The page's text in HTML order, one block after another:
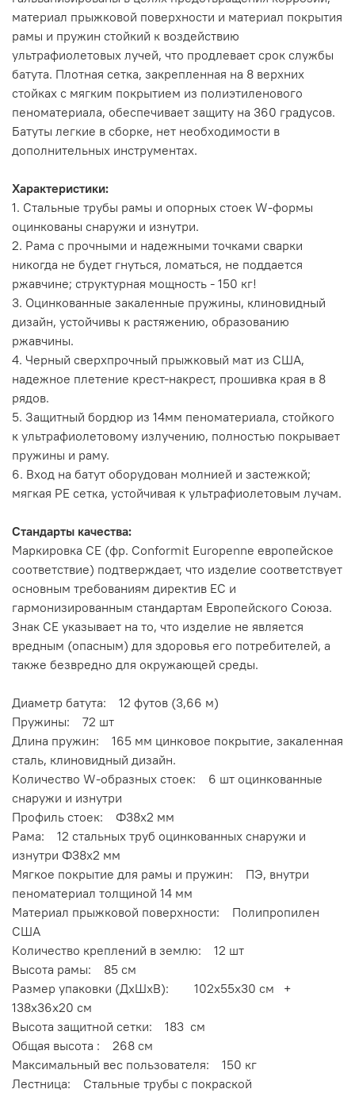
материал прыжковой поверхности и материал покрытия
рамы и пружин стойкий к воздействию
ультрафиолетовых лучей, что продлевает срок службы
батута. Плотная сетка, закрепленная на 8 верхних
стойках с мягким покрытием из полиэтиленового
пеноматериала, обеспечивает защиту на 360 градусов.
Батуты легкие в сборке, нет необходимости в
дополнительных инструментах.
Характеристики:
1. Стальные трубы рамы и опорных стоек W-формы
оцинкованы снаружи и изнутри.
2. Рама с прочными и надежными точками сварки
никогда не будет гнуться, ломаться, не поддается
ржавчине; структурная мощность - 150 кг!
3. Оцинкованные закаленные пружины, клиновидный
дизайн, устойчивы к растяжению, образованию
ржавчины.
4. Черный сверхпрочный прыжковый мат из США,
надежное плетение крест-накрест, прошивка края в 8
рядов.
5. Защитный бордюр из 14мм пеноматериала, стойкого
к ультрафиолетовому излучению, полностью покрывает
пружины и раму.
6. Вход на батут оборудован молнией и застежкой;
мягкая PE сетка, устойчивая к ультрафиолетовым лучам.
Стандарты качества:
Маркировка CE (фр. Conformit Europenne европейское
соответствие) подтверждает, что изделие соответствует
основным требованиям директив ЕС и
гармонизированным стандартам Европейского Союза.
Знак CE указывает на то, что изделие не является
вредным (опасным) для здоровья его потребителей, а
также безвредно для окружающей среды.
Диаметр батута: 12 футов (3,66 м)
Пружины: 72 шт
Длина пружин: 165 мм цинковое покрытие, закаленная
сталь, клиновидный дизайн.
Количество W-образных стоек: 6 шт оцинкованные
снаружи и изнутри
Профиль стоек: Ф38х2 мм
Рама: 12 стальных труб оцинкованных снаружи и
изнутри Ф38х2 мм
Мягкое покрытие для рамы и пружин: ПЭ, внутри
пеноматериал толщиной 14 мм
Материал прыжковой поверхности: Полипропилен
США
Количество креплений в землю: 12 шт
Высота рамы: 85 см
Размер упаковки (ДхШхВ): 102x55x30 см +
138x36x20 см
Высота защитной сетки: 183 см
Общая высота : 268 см
Максимальный вес пользователя: 150 кг
Лестница: Стальные трубы с покраской